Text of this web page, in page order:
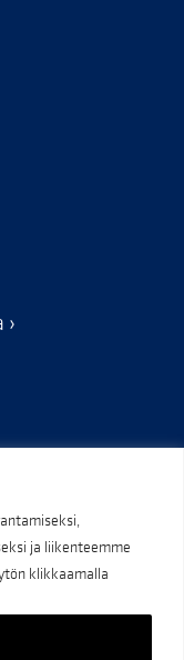
ja liikenteemme
klikkaamalla